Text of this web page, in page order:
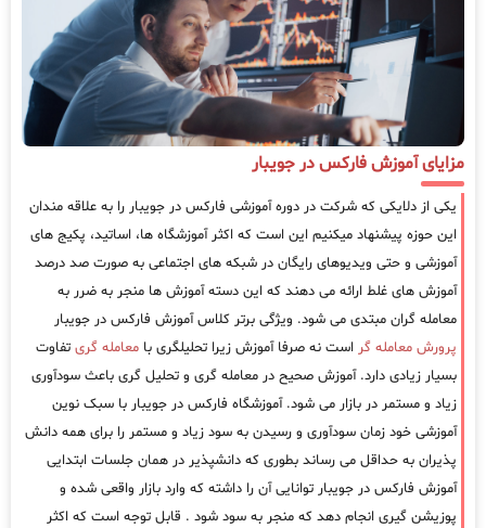
مزایای آموزش فارکس در جویبار
یکی از دلایکی که شرکت در دوره آموزشی فارکس در جویبار را به علاقه مندان
این حوزه پیشنهاد میکنیم این است که اکثر آموزشگاه ها، اساتید، پکیج های
آموزشی و حتی ویدیوهای رایگان در شبکه های اجتماعی به صورت صد درصد
آموزش های غلط ارائه می دهند که این دسته آموزش ها منجر به ضرر به
معامله گران مبتدی می شود. ویژگی برتر کلاس آموزش فارکس در جویبار
پرورش معامله گر است نه صرفا آموزش زیرا تحلیلگری با معامله گری تفاوت
بسیار زیادی دارد. آموزش صحیح در معامله گری و تحلیل گری باعث سودآوری
زیاد و مستمر در بازار می شود. آموزشگاه فارکس در جویبار با سبک نوین
آموزشی خود زمان سودآوری و رسیدن به سود زیاد و مستمر را برای همه دانش
پذیران به حداقل می رساند بطوری که دانشپذیر در همان جلسات ابتدایی
آموزش فارکس در جویبار توانایی آن را داشته که وارد بازار واقعی شده و
پوزیشن گیری انجام دهد که منجر به سود شود . قابل توجه است که اکثر